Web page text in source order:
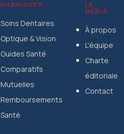
RUBRIQUES
Soins Dentaires
Optique & Vision
Guides Santé
Comparatifs
Mutuelles
Remboursements
Santé
LE
MÉDIA
À propos
L'équipe
Charte
éditoriale
Contact